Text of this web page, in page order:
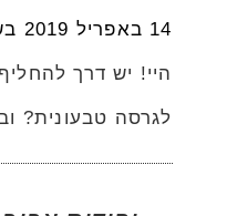
14 באפריל 2019 בשעה 8:58
היי! יש דרך
לגרסה טבעונית?